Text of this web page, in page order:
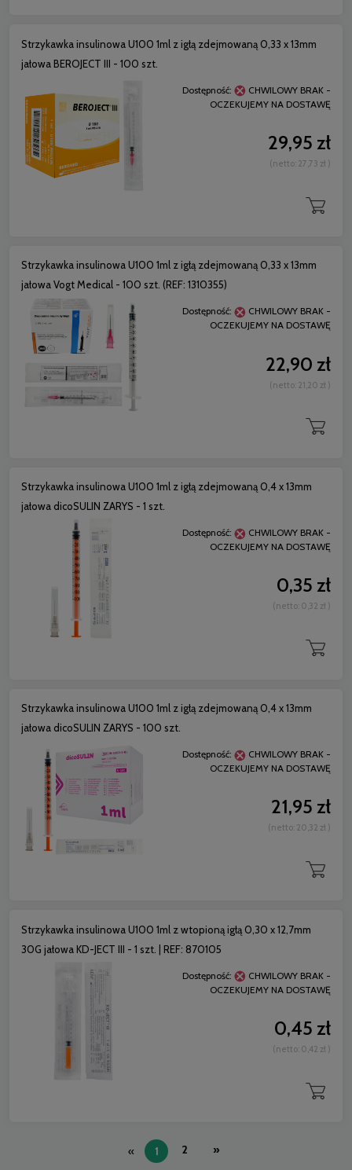
Strzykawka insulinowa U100 1ml z igłą zdejmowaną 0,33 x 13mm
jałowa BEROJECT III - 100 szt.
Dostępność:
CHWILOWY BRAK -
OCZEKUJEMY NA DOSTAWĘ
29,95 zł
(netto: 27,73 zł )
Strzykawka insulinowa U100 1ml z igłą zdejmowaną 0,33 x 13mm
jałowa Vogt Medical - 100 szt. (REF: 1310355)
Dostępność:
CHWILOWY BRAK -
OCZEKUJEMY NA DOSTAWĘ
22,90 zł
(netto: 21,20 zł )
Strzykawka insulinowa U100 1ml z igłą zdejmowaną 0,4 x 13mm
jałowa dicoSULIN ZARYS - 1 szt.
Dostępność:
CHWILOWY BRAK -
OCZEKUJEMY NA DOSTAWĘ
0,35 zł
(netto: 0,32 zł )
Strzykawka insulinowa U100 1ml z igłą zdejmowaną 0,4 x 13mm
jałowa dicoSULIN ZARYS - 100 szt.
Dostępność:
CHWILOWY BRAK -
OCZEKUJEMY NA DOSTAWĘ
21,95 zł
(netto: 20,32 zł )
Strzykawka insulinowa U100 1ml z wtopioną igłą 0,30 x 12,7mm
30G jałowa KD-JECT III - 1 szt. | REF: 870105
Dostępność:
CHWILOWY BRAK -
OCZEKUJEMY NA DOSTAWĘ
0,45 zł
(netto: 0,42 zł )
« 1 2 »